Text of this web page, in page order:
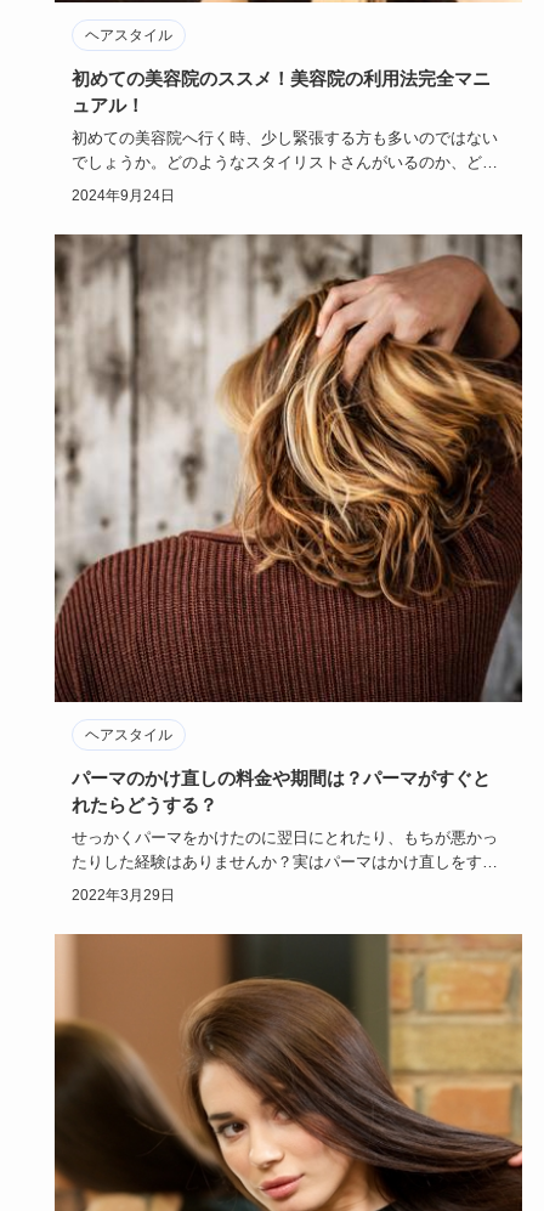
ヘアスタイル
初めての美容院のススメ！美容院の利用法完全マニ
ュアル！
初めての美容院へ行く時、少し緊張する方も多いのではない
でしょうか。どのようなスタイリストさんがいるのか、どの
ように予約すれ…
2024年9月24日
ヘアスタイル
パーマのかけ直しの料金や期間は？パーマがすぐと
れたらどうする？
せっかくパーマをかけたのに翌日にとれたり、もちが悪かっ
たりした経験はありませんか？実はパーマはかけ直しをする
ことができます…
2022年3月29日